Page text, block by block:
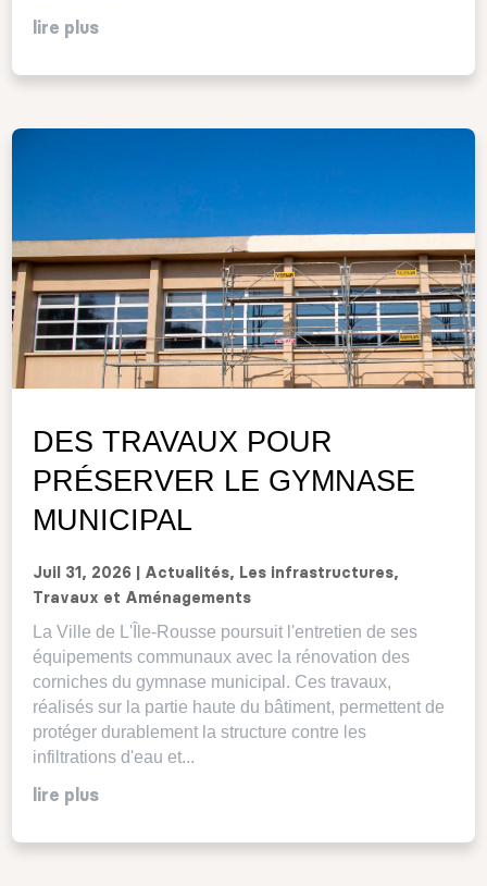
lire plus
DES TRAVAUX POUR
PRÉSERVER LE GYMNASE
MUNICIPAL
Juil 31, 2026 Actualités, Les infrastructures,
Travaux et Aménagements
La Ville de L'Île-Rousse poursuit l'entretien de ses
équipements communaux avec la rénovation des
corniches du gymnase municipal. Ces travaux,
réalisés sur la partie haute du bâtiment, permettent de
protéger durablement la structure contre les
infiltrations d'eau et...
lire plus